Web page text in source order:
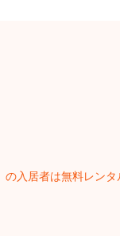
入居者は無料レン